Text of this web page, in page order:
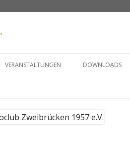
VERANSTALTUNGEN DOWNLOADS